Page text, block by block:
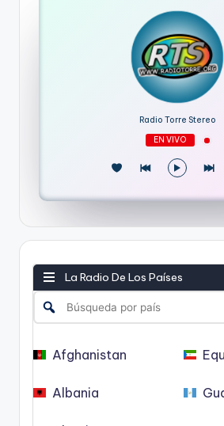
Radio Torre Stereo
EN VIVO
La Radio De Los Países
Afghanistan
Albania